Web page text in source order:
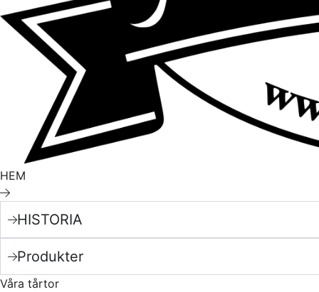
HEM
HISTORIA
Produkter
Våra tårtor